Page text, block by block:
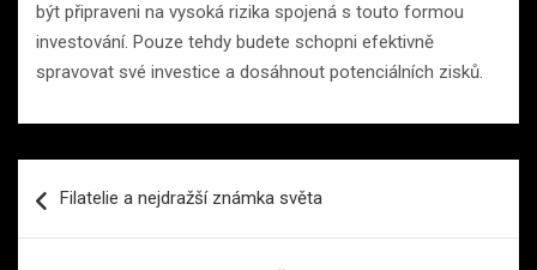
být připraveni na vysoká rizika spojená s touto formou
investování. Pouze tehdy budete schopni efektivně
spravovat své investice a dosáhnout potenciálních zisků.
proFilatelie a nejdražší známka světa